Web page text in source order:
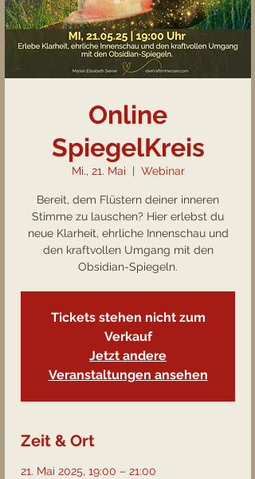
Online
SpiegelKreis
Mi., 21. Mai
  |
Webinar
Bereit, dem Flüstern deiner inneren
Stimme zu lauschen? Hier erlebst du
neue Klarheit, ehrliche Innenschau und
den kraftvollen Umgang mit den
Obsidian-Spiegeln.
Tickets stehen nicht zum
Verkauf
Jetzt andere
Veranstaltungen ansehen
Zeit & Ort
21. Mai 2025, 19:00 – 21:00